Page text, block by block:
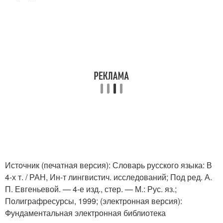
Источник (печатная версия): Словарь русского языка: В
4-х т. / РАН, Ин-т лингвистич. исследований; Под ред. А.
П. Евгеньевой. — 4-е изд., стер. — М.: Рус. яз.;
Полиграфресурсы, 1999; (электронная версия):
Фундаментальная электронная библиотека